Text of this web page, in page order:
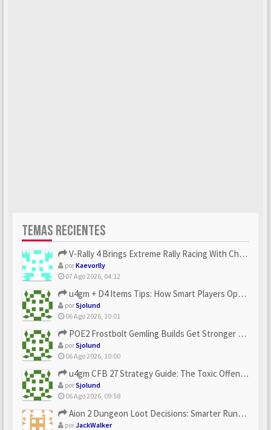
TEMAS RECIENTES
V-Rally 4 Brings Extreme Rally Racing With Challenging Track...
porKaevorlly
07 Ago 2026, 04:12
u4gm + D4 Items Tips: How Smart Players Optimize Gear, Build...
porSjolund
06 Ago 2026, 10:01
POE2 Frostbolt Gemling Builds Get Stronger With u4gm’s Ice C...
porSjolund
06 Ago 2026, 10:00
u4gm CFB 27 Strategy Guide: The Toxic Offensive Scheme Your ...
porSjolund
06 Ago 2026, 09:58
Aion 2 Dungeon Loot Decisions: Smarter Runs With U4N
porJackWalker